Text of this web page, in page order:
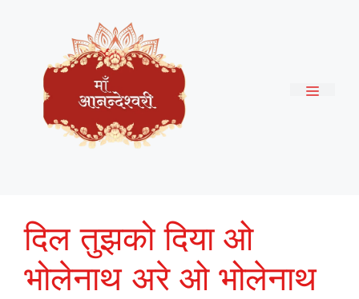
content
दिल तुझको दिया ओ
भोलेनाथ अरे ओ भोलेनाथ